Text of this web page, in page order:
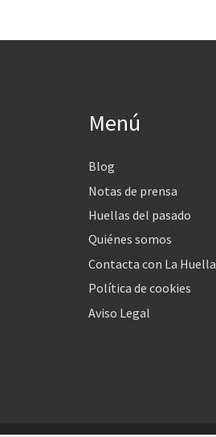
Menú
Blog
Notas de prensa
Huellas del pasado
Quiénes somos
Contacta con La Huella
Política de cookies
Aviso Legal